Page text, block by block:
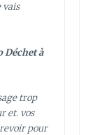
vais
Déchet à
trop
et. vos
revoir pour